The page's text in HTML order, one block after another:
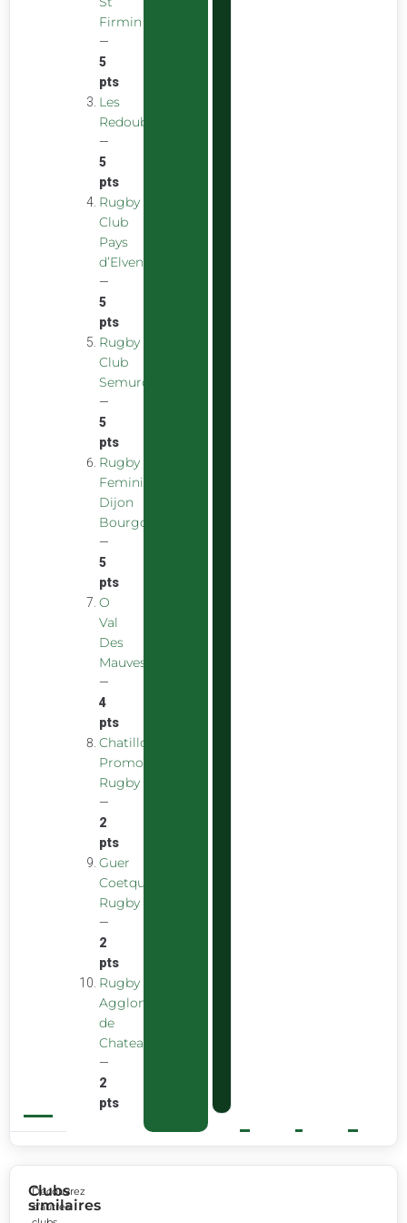
Firmin
—
5
pts
Les
Redoubstables
—
5
pts
Rugby
Club
Pays
d’Elven
—
5
pts
Rugby
Club
Semurois
—
5
pts
Rugby
Feminin
Dijon
Bourgogne
—
5
pts
O
Val
Des
Mauves
—
4
pts
Chatillon
Promotion
Rugby
—
2
pts
Guer
Coetquidan
Rugby
—
2
pts
Rugby
Agglomeration
de
Chateaubourg
—
2
pts
Clubs
similaires
Découvrez
d’autres